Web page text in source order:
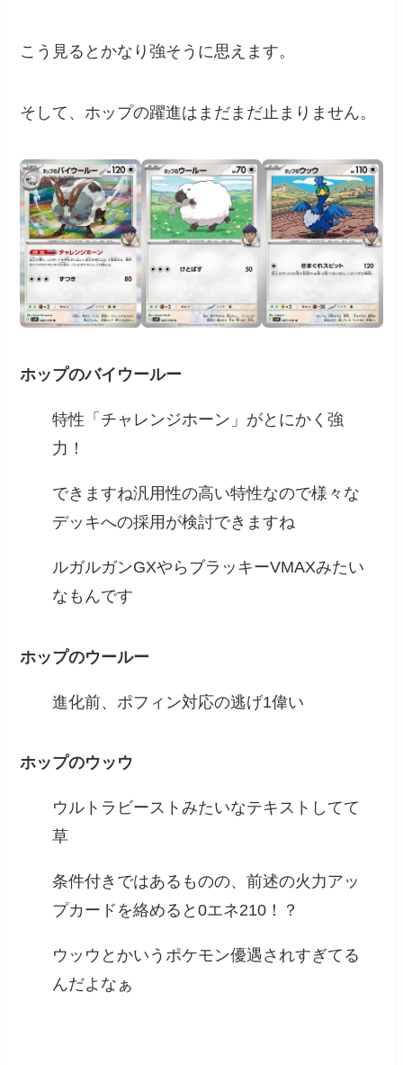
こう見るとかなり強そうに思えます。
そして、ホップの躍進はまだまだ止まりません。
ホップのバイウールー
特性「チャレンジホーン」がとにかく強
力！
できますね汎用性の高い特性なので様々な
デッキへの採用が検討できますね
ルガルガンGXやらブラッキーVMAXみたい
なもんです
ホップのウールー
進化前、ポフィン対応の逃げ1偉い
ホップのウッウ
ウルトラビーストみたいなテキストしてて
草
条件付きではあるものの、前述の火力アッ
プカードを絡めると0エネ210！？
ウッウとかいうポケモン優遇されすぎてる
んだよなぁ